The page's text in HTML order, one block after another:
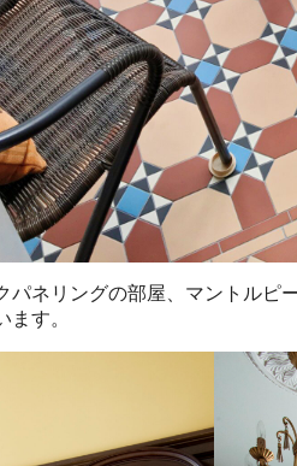
ネリングの部屋、マントルピ
す。